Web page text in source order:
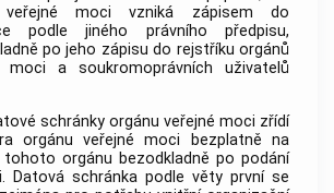
veřejné moci vzniká zápisem do
podle jiného právního předpisu,
po jeho zápisu do rejstříku orgánů
moci a soukromoprávních uživatelů
schránky orgánu veřejné moci zřídí
orgánu veřejné moci bezplatně na
orgánu bezodkladně po podání
Datová schránka podle věty první se